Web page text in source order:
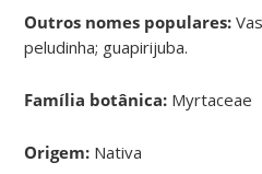
Outros nomes populares:
peludinha; guapirijuba.
Família botânica: Myrtaceae
Origem: Nativa